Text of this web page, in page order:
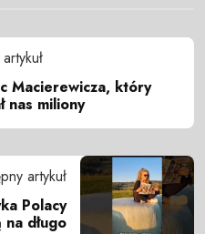
Macierewicza, który
nas miliony
artykuł
Polacy
długo